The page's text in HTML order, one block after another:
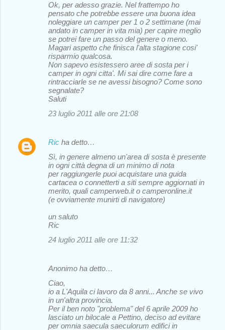
Ok, per adesso grazie. Nel frattempo ho
pensato che potrebbe essere una buona idea
noleggiare un camper per 1 o 2 settimane (mai
andato in camper in vita mia) per capire meglio
se potrei fare un passo del genere o meno.
Magari aspetto che finisca l'alta stagione cosi'
risparmio qualcosa.
Non sapevo esistessero aree di sosta per i
camper in ogni citta'. Mi sai dire come fare a
rintracciarle se ne avessi bisogno? Come sono
segnalate?
Saluti
23 luglio 2011 alle ore 21:08
Ric ha detto…
Sì, in genere almeno un'area di sosta è presente
in ogni città degna di un minimo di nota
per raggiungerle puoi acquistare una guida
cartacea o connetterti a siti sempre aggiornati in
merito, quali camperweb.it o camperonline.it
(e ovviamente munirti di navigatore)
un saluto
Ric
24 luglio 2011 alle ore 11:32
Anonimo ha detto…
Ciao,
io a L'Aquila ci lavoro da 8 anni... Anche se vivo
in un'altra provincia.
Per il ben noto "problema" del 6 aprile 2009 ho
lasciato un bilocale a Pettino, deciso ad evitare
per omnia saecula saeculorum edifici in